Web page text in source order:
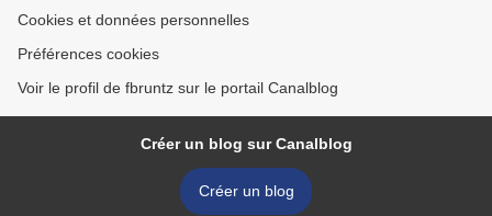
Cookies et données personnelles
Préférences cookies
Voir le profil de fbruntz sur le portail Canalblog
Créer un blog sur Canalblog
Créer un blog